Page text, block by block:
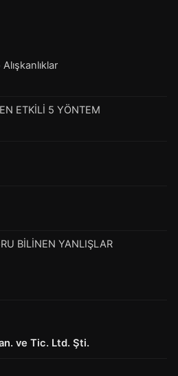
ETKİLİ 5 YÖNTEM
BİLİNEN YANLIŞLAR
ve Tic. Ltd. Şti.